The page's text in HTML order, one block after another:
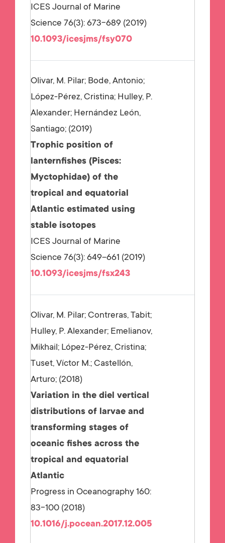
ICES Journal of Marine
Science 76(3): 673-689 (2019)
10.1093/icesjms/fsy070
Olivar, M. Pilar; Bode, Antonio;
López-Pérez, Cristina; Hulley, P.
Alexander; Hernández León,
Santiago; 2019
Trophic position of
lanternfishes (Pisces:
Myctophidae) of the
tropical and equatorial
Atlantic estimated using
stable isotopes
ICES Journal of Marine
Science 76(3): 649–661 (2019)
10.1093/icesjms/fsx243
Olivar, M. Pilar; Contreras, Tabit;
Hulley, P. Alexander; Emelianov,
Mikhail; López-Pérez, Cristina;
Tuset, Víctor M.; Castellón,
Arturo; 2018
Variation in the diel vertical
distributions of larvae and
transforming stages of
oceanic fishes across the
tropical and equatorial
Atlantic
Progress in Oceanography 160:
83-100 (2018)
10.1016/j.pocean.2017.12.005